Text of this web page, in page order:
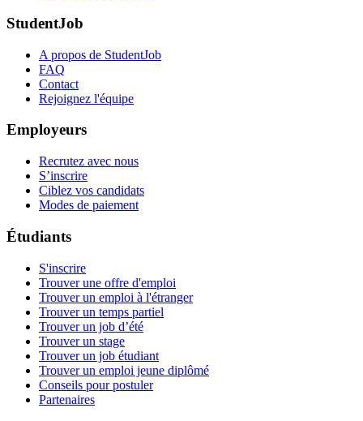
StudentJob
A propos de StudentJob
FAQ
Contact
Rejoignez l'équipe
Employeurs
Recrutez avec nous
S’inscrire
Ciblez vos candidats
Modes de paiement
Étudiants
S'inscrire
Trouver une offre d'emploi
Trouver un emploi à l'étranger
Trouver un temps partiel
Trouver un job d’été
Trouver un stage
Trouver un job étudiant
Trouver un emploi jeune diplômé
Conseils pour postuler
Partenaires